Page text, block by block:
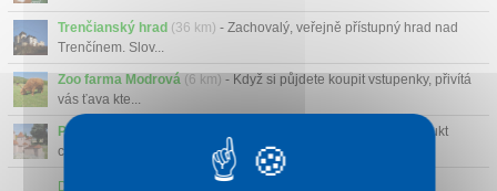
Trenčianský hrad (36 km) - Zachovalý, veřejně přístupný hrad nad
Trenčínem. Slov...
Zoo farma Modrová (6 km) - Když si půjdete koupit vstupenky, přivítá
vás ťava kte...
Park miniatur
- Park miniatur v Podolí je unikátní produkt
cestovního ruch...
Další atrakce v okolí